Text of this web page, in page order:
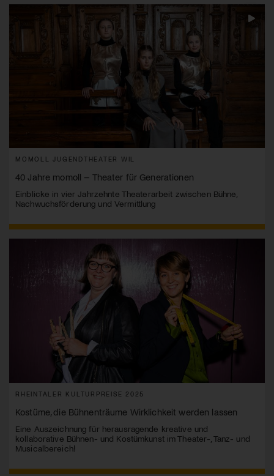
MOMOLL JUGENDTHEATER WIL
40 Jahre momoll – Theater für Generationen
Einblicke in vier Jahrzehnte Theaterarbeit zwischen Bühne,
Nachwuchsförderung und Vermittlung
RHEINTALER KULTURPREISE 2025
Kostüme, die Bühnenträume Wirklichkeit werden lassen
Eine Auszeichnung für herausragende kreative und
kollaborative Bühnen- und Kostümkunst im Theater-, Tanz- und
Musicalbereich!